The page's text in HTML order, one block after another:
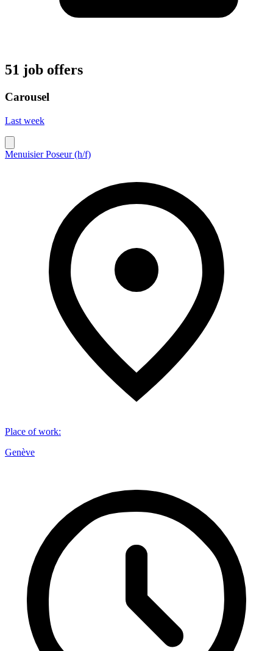
51 job offers
Carousel
Last week
Menuisier Poseur (h/f)
Place of work:
Genève